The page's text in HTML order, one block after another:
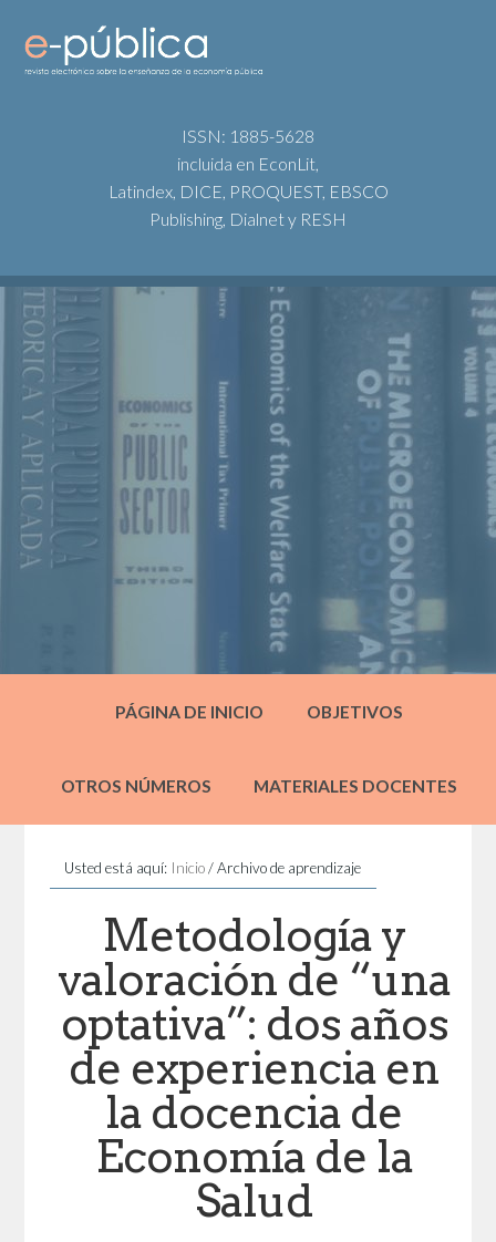
ISSN: 1885-5628
incluida en EconLit,
Latindex, DICE, PROQUEST, EBSCO
Publishing, Dialnet y RESH
PÁGINA DE INICIO OBJETIVOS
OTROS NÚMEROS MATERIALES DOCENTES
Usted está aquí: Inicio /Archivo de aprendizaje
Metodología y
valoración de “una
optativa”: dos años
de experiencia en
la docencia de
Economía de la
Salud